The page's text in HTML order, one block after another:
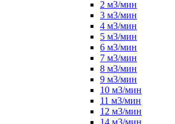
2 м3/мин
3 м3/мин
4 м3/мин
5 м3/мин
6 м3/мин
7 м3/мин
8 м3/мин
9 м3/мин
10 м3/мин
11 м3/мин
12 м3/мин
14 м3/мин